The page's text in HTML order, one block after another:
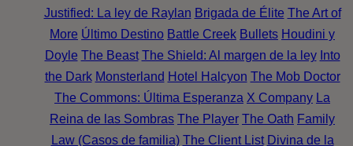
Justified: La ley de Raylan Brigada de Élite The Art of
More Último Destino Battle Creek Bullets Houdini y
Doyle The Beast The Shield: Al margen de la ley Into
the Dark Monsterland Hotel Halcyon The Mob Doctor
The Commons: Última Esperanza X Company La
Reina de las Sombras The Player The Oath Family
Law (Casos de familia) The Client List Divina de la